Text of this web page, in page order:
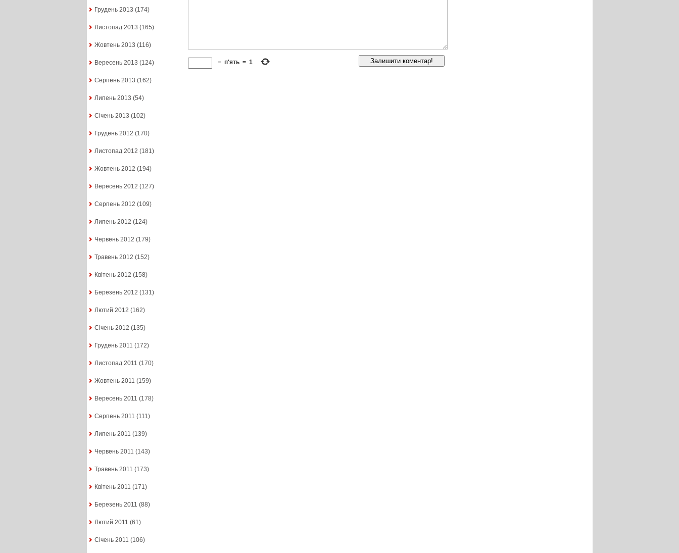
Грудень 2013 (174)
Листопад 2013 (165)
Жовтень 2013 (116)
Вересень 2013 (124)
Серпень 2013 (162)
Липень 2013 (54)
Січень 2013 (102)
Грудень 2012 (170)
Листопад 2012 (181)
Жовтень 2012 (194)
Вересень 2012 (127)
Серпень 2012 (109)
Липень 2012 (124)
Червень 2012 (179)
Травень 2012 (152)
Квітень 2012 (158)
Березень 2012 (131)
Лютий 2012 (162)
Січень 2012 (135)
Грудень 2011 (172)
Листопад 2011 (170)
Жовтень 2011 (159)
Вересень 2011 (178)
Серпень 2011 (111)
Липень 2011 (139)
Червень 2011 (143)
Травень 2011 (173)
Квітень 2011 (171)
Березень 2011 (88)
Лютий 2011 (61)
Січень 2011 (106)
− п'ять = 1